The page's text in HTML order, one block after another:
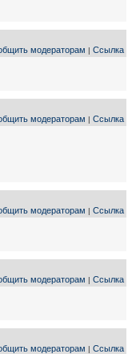
модераторам | Ссылка
модераторам | Ссылка
модераторам | Ссылка
модераторам | Ссылка
модераторам | Ссылка